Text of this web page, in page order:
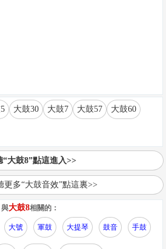
大鼓30 大鼓7 大鼓57 大鼓60
“大鼓8”點這進入>>
更多“大鼓音效”點這裏>>
與大鼓8相關的：
大號 軍鼓 大提琴 鼓音 手鼓